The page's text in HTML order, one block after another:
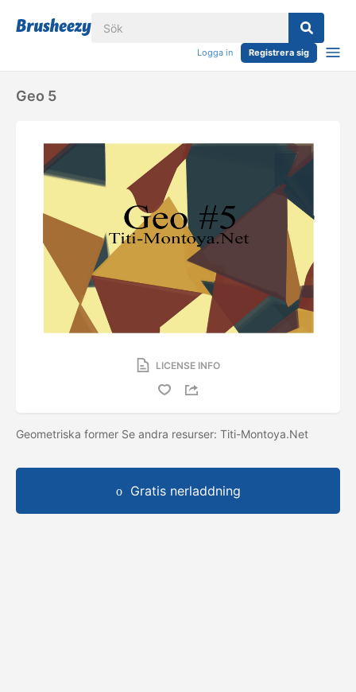
Logga in Registrera sig
Geo 5
LICENSE INFO
Geometriska former Se andra resurser: Titi-Montoya.Net
Gratis nerladdning